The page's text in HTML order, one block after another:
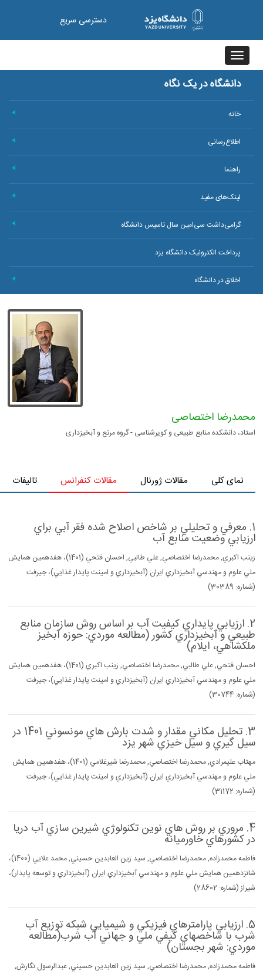
دسترسی سریع
Toggle
navigation
دانشگاه در یک نگاه
خانه
اطلاع‌رسانی
راهنما
لینک‌های مفید
گرامی‌داشت سی‌امین سال تاسیس دانشگاه
پرداخت الکترونیک دانشگاه یزد
اخلاق در دانشگاه
محمد‌رضا اختصاصی
استاد، دانشکده منابع طبیعی و کویرشناسی - گروه مرتع و آبخیزداری
نمای کلی مقالات ژورنال مقالات کنفرانس تالیفات
1. معرفي و تحليلي بر شاخص اصلاح شده فقر آبي براي
ارزيابي وضعيت منابع آب
زينب اكبري, محمدرضا اختصاصي, علي طالبي, احسان فتحي (1401)، هفدهمين همايش
ملي علوم و مهندسي آبخيزداري ايران (آبخيزداري و امينت پايدار غذايي)، جيرفت
(شماره: 30389)
2. ارزيابي پايداري كيفيت آب بر اساس روش سازمان منابع
طبيعي و آبخيزداري كشور (مطالعه موردي: حوزه آبخيز
ملكشاهي، ايلام)
احسان فتحي, علي طالبي, محمدرضا اختصاصي, زينب اكبري (1401)، هفدهمين همايش
ملي علوم و مهندسي آبخيزداري ايران (آبخيزداري و امينت پايدار غذايي)، جيرفت
(شماره: 30744)
3. تحليل مكاني مقدار و شدت بارش هاي مونسوني 1401 در
سيل گيري و سيل خيزي شهر يزد
مهتاب عليمرادي, محمدرضا اختصاصي, محمدرضا شيرغلامي (1401)، هفدهمين همايش
ملي علوم و مهندسي آبخيزداري ايران (آبخيزداري و امينت پايدار غذايي)، جيرفت
(شماره: 31172)
4. مروري بر روش هاي نوين تكنولوژي شيرين سازي آب دريا
در كشورهاي خاورميانه
فاطمه محمدزاده, محمدرضا اختصاصي, سيد زين العابدين حسيني, محمد علايي (1400)،
شانزدهمين همايش ملي علوم و مهندسي آبخيزداري ايران (آبخيزداري و توسعه پايدار)،
شيراز (شماره: 28602)
5. ارزيابي پارامترهاي فيزيكي و شيميايي شبكه توزيع آب
شرب با شاخصهاي كيفي ملي و جهاني آب شرب(مطالعه
موردي: شهر بجستان)
فاطمه محمدزاده, محمدرضا اختصاصي, سيد زين العابدين حسيني, عبدالرسول نگارش,